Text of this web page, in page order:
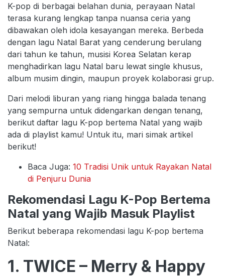
K-pop di berbagai belahan dunia, perayaan Natal
terasa kurang lengkap tanpa nuansa ceria yang
dibawakan oleh idola kesayangan mereka. Berbeda
dengan lagu Natal Barat yang cenderung berulang
dari tahun ke tahun, musisi Korea Selatan kerap
menghadirkan lagu Natal baru lewat single khusus,
album musim dingin, maupun proyek kolaborasi grup.
Dari melodi liburan yang riang hingga balada tenang
yang sempurna untuk didengarkan dengan tenang,
berikut daftar lagu K-pop bertema Natal yang wajib
ada di playlist kamu! Untuk itu, mari simak artikel
berikut!
Baca Juga: 10 Tradisi Unik untuk Rayakan Natal
di Penjuru Dunia
Rekomendasi Lagu K-Pop Bertema
Natal yang Wajib Masuk Playlist
Berikut beberapa rekomendasi lagu K-pop bertema
Natal:
1. TWICE – Merry & Happy